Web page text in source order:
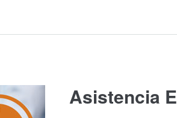
Asistencia